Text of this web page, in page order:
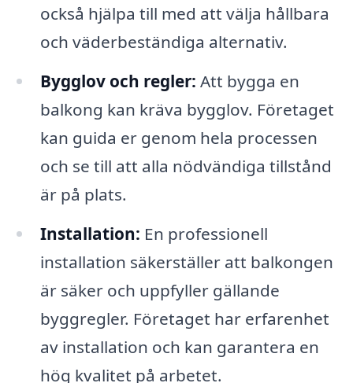
också hjälpa till med att välja hållbara
och väderbeständiga alternativ.
Bygglov och regler: Att bygga en
balkong kan kräva bygglov. Företaget
kan guida er genom hela processen
och se till att alla nödvändiga tillstånd
är på plats.
Installation: En professionell
installation säkerställer att balkongen
är säker och uppfyller gällande
byggregler. Företaget har erfarenhet
av installation och kan garantera en
hög kvalitet på arbetet.